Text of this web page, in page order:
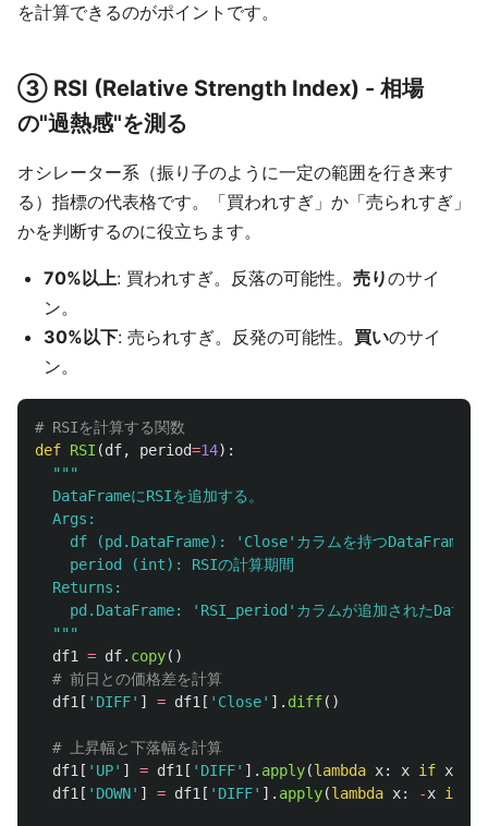
を計算できるのがポイントです。
③ RSI (Relative Strength Index) - 相場
の"過熱感"を測る
オシレーター系（振り子のように一定の範囲を行き来す
る）指標の代表格です。「買われすぎ」か「売られすぎ」
かを判断するのに役立ちます。
70%以上: 買われすぎ。反落の可能性。 売りのサイ
ン。
30%以下: 売られすぎ。反発の可能性。 買いのサイ
ン。
def RSI (df, period=14):
"""
  DataFrameにRSIを追加する。
  Args:
    df (pd.DataFrame):
' Close' カラムを持つDataFrame
    period (int): RSIの計算期間
  Returns:
    pd.DataFrame:
' RSI_period ' カラムが追加された
"""
df1
= df. copy()
df1 [ ' DIFF' ] = df1 [ ' Close' ]. diff()
df1 [ ' UP' ] = df1 [ ' DIFF' ]. apply(lambda x: x if x
df1 [ ' DOWN' ] = df1 [ ' DIFF' ]. apply(lambda x: -x if